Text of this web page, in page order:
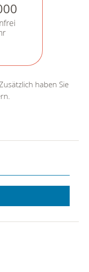
haben Sie